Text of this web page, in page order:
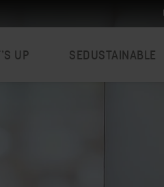
UP SEDUSTAINABLE